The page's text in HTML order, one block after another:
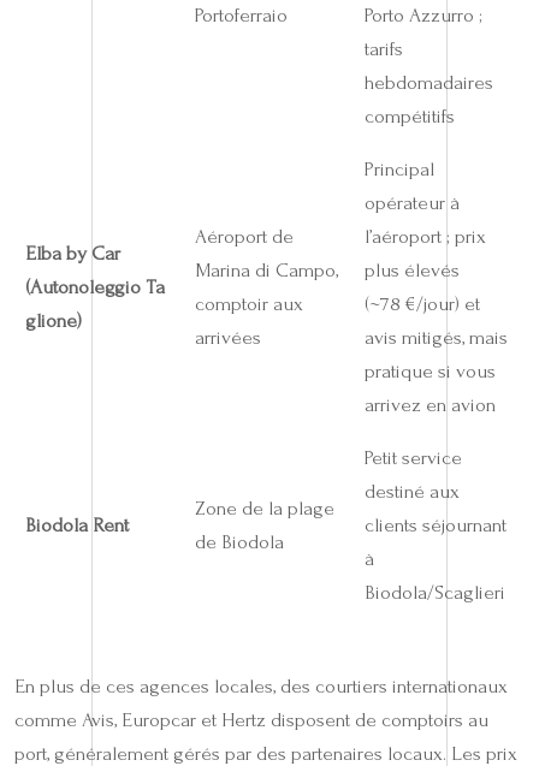
Portoferraio
Porto Azzurro ;
tarifs
hebdomadaires
compétitifs
Elba by Car
(Autonoleggio Ta
glione)
Aéroport de
Marina di Campo,
comptoir aux
arrivées
Principal
opérateur à
l’aéroport ; prix
plus élevés
(~78 €/jour) et
avis mitigés, mais
pratique si vous
arrivez en avion
Biodola Rent
Zone de la plage
de Biodola
Petit service
destiné aux
clients séjournant
à
Biodola/Scaglieri
En plus de ces agences locales, des courtiers internationaux
comme Avis, Europcar et Hertz disposent de comptoirs au
port, généralement gérés par des partenaires locaux. Les prix